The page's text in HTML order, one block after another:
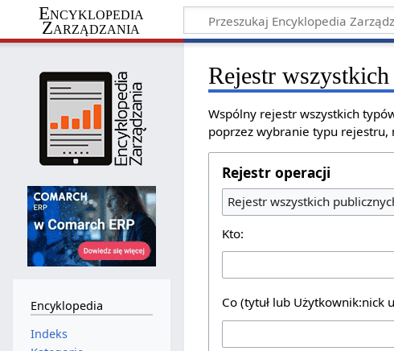
Encyklopedia
Zarządzania
Rejestr
Wspólny rejestr wszystkich
poprzez wybranie typu rejestru,
Rejestr operacji
Rejestr wszystkich
Kto:
Co (tytuł lub Użytkownik:nick
Encyklopedia
Indeks